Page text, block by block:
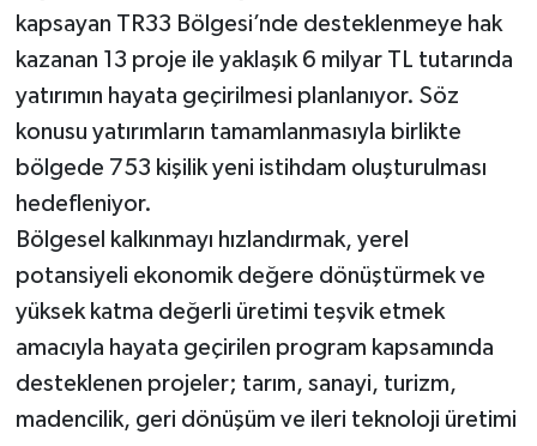
kapsayan TR33 Bölgesi’nde desteklenmeye hak
kazanan 13 proje ile yaklaşık 6 milyar TL tutarında
yatırımın hayata geçirilmesi planlanıyor. Söz
konusu yatırımların tamamlanmasıyla birlikte
bölgede 753 kişilik yeni istihdam oluşturulması
hedefleniyor.
Bölgesel kalkınmayı hızlandırmak, yerel
potansiyeli ekonomik değere dönüştürmek ve
yüksek katma değerli üretimi teşvik etmek
amacıyla hayata geçirilen program kapsamında
desteklenen projeler; tarım, sanayi, turizm,
madencilik, geri dönüşüm ve ileri teknoloji üretimi